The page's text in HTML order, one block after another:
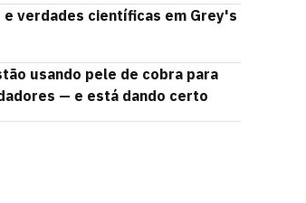
e verdades científicas em Grey's
usando pele de cobra para
— e está dando certo